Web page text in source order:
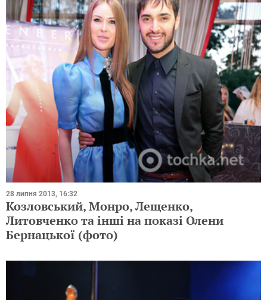
28 липня 2013, 16:32
Козловський, Монро, Лещенко,
Литовченко та інші на показі Олени
Бернацької (фото)